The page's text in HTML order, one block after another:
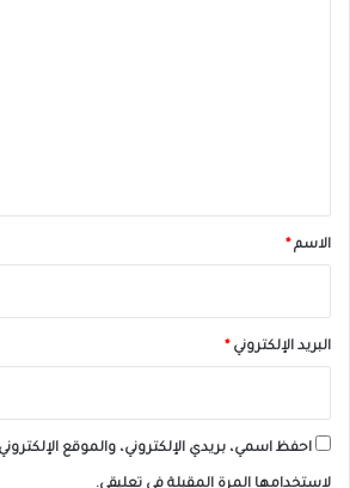
*الاسم*
البريد الإلكتروني*
احفظ اسمي، بريدي الإلكتروني، والموقع
لاستخدامها المرة المقبلة في تعليقي.